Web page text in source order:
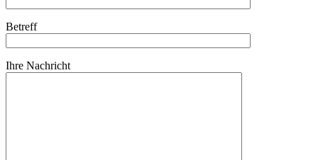
Betreff
Ihre Nach­richt